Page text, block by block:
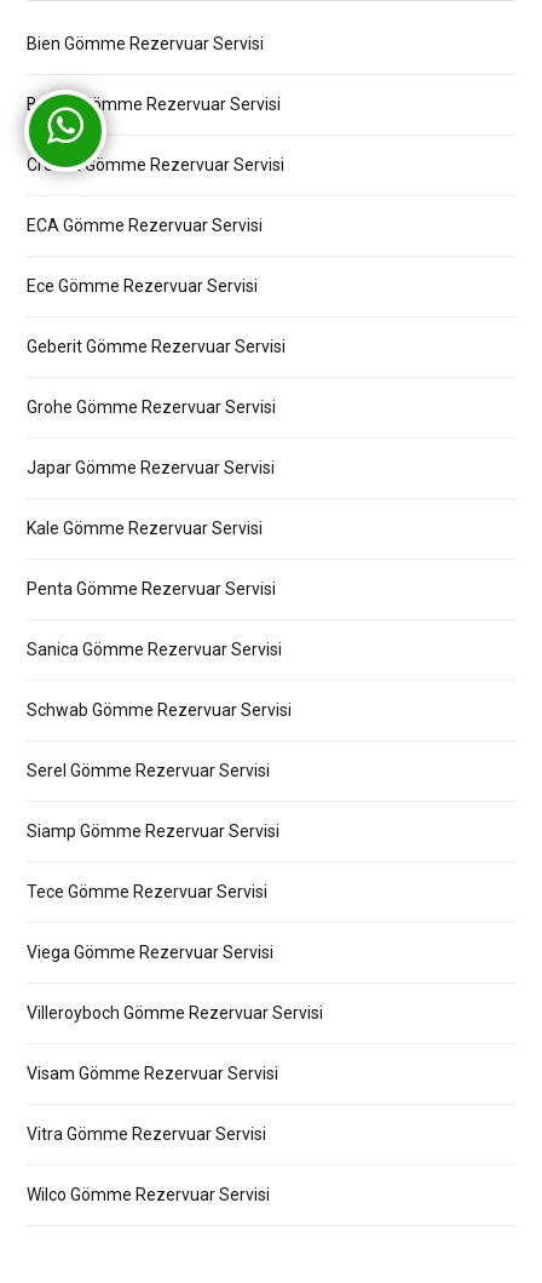
Bien Gömme Rezervuar Servisi
Bocchi Gömme Rezervuar Servisi
Creavit Gömme Rezervuar Servisi
ECA Gömme Rezervuar Servisi
Ece Gömme Rezervuar Servisi
Geberit Gömme Rezervuar Servisi
Grohe Gömme Rezervuar Servisi
Japar Gömme Rezervuar Servisi
Kale Gömme Rezervuar Servisi
Penta Gömme Rezervuar Servisi
Sanica Gömme Rezervuar Servisi
Schwab Gömme Rezervuar Servisi
Serel Gömme Rezervuar Servisi
Siamp Gömme Rezervuar Servisi
Tece Gömme Rezervuar Servisi
Viega Gömme Rezervuar Servisi
Villeroyboch Gömme Rezervuar Servisi
Visam Gömme Rezervuar Servisi
Vitra Gömme Rezervuar Servisi
Wilco Gömme Rezervuar Servisi